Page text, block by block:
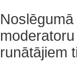
runātājiem